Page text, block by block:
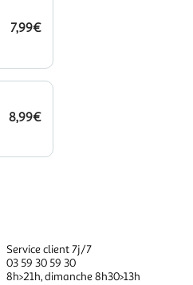
7,99€
8,99€
Service client 7j/7
03 59 30 59 30
8h>21h, dimanche 8h30>13h